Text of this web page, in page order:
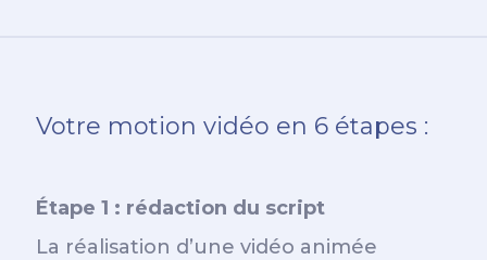
Votre motion vidéo en 6 étapes :
Étape 1 : rédaction du script
La réalisation d’une vidéo animée